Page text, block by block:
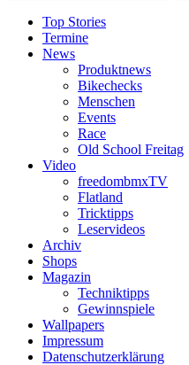
Top Stories
Termine
News
Produktnews
Bikechecks
Menschen
Events
Race
Old School Freitag
Video
freedombmxTV
Flatland
Tricktipps
Leservideos
Archiv
Shops
Magazin
Techniktipps
Gewinnspiele
Wallpapers
Impressum
Datenschutzerklärung